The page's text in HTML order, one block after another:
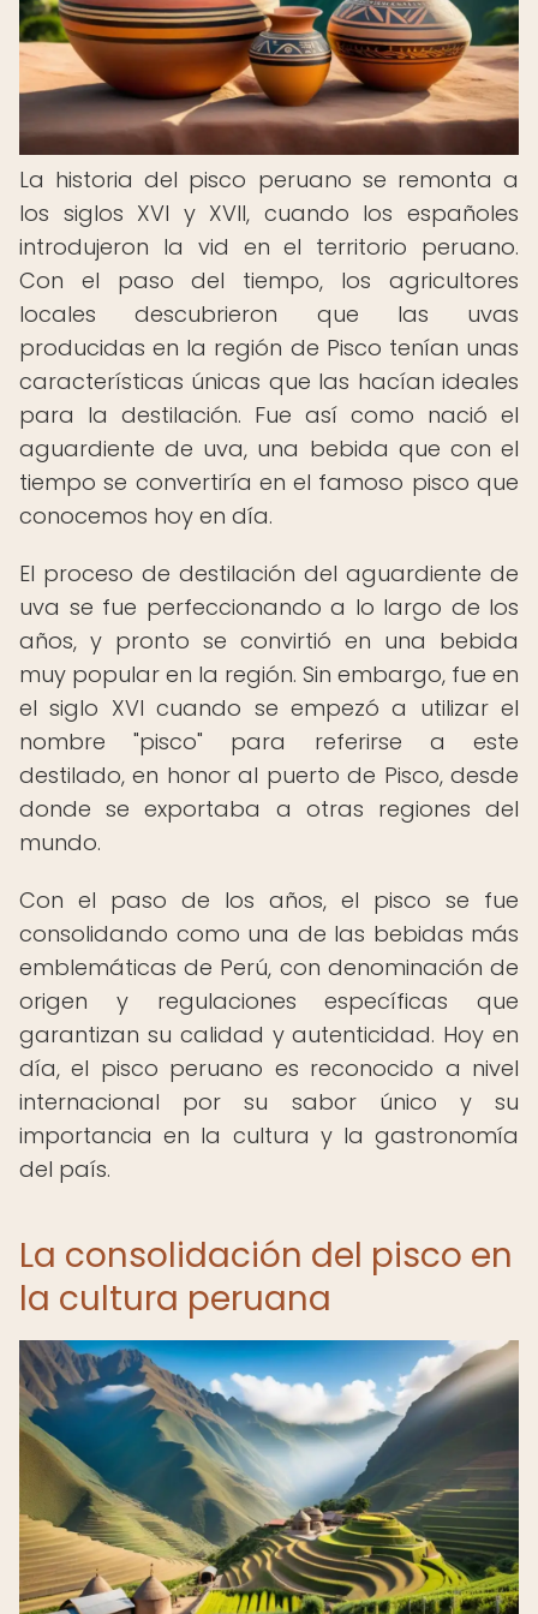
La historia del pisco peruano se remonta a
los siglos XVI y XVII, cuando los españoles
introdujeron la vid en el territorio peruano.
Con el paso del tiempo, los agricultores
locales descubrieron que las uvas
producidas en la región de Pisco tenían unas
características únicas que las hacían ideales
para la destilación. Fue así como nació el
aguardiente de uva, una bebida que con el
tiempo se convertiría en el famoso pisco que
conocemos hoy en día.
El proceso de destilación del aguardiente de
uva se fue perfeccionando a lo largo de los
años, y pronto se convirtió en una bebida
muy popular en la región. Sin embargo, fue en
el siglo XVI cuando se empezó a utilizar el
nombre "pisco" para referirse a este
destilado, en honor al puerto de Pisco, desde
donde se exportaba a otras regiones del
mundo.
Con el paso de los años, el pisco se fue
consolidando como una de las bebidas más
emblemáticas de Perú, con denominación de
origen y regulaciones específicas que
garantizan su calidad y autenticidad. Hoy en
día, el pisco peruano es reconocido a nivel
internacional por su sabor único y su
importancia en la cultura y la gastronomía
del país.
La consolidación del pisco en
la cultura peruana